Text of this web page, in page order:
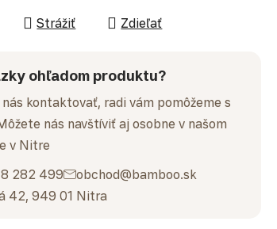
Strážiť Zdieľať
ohľadom produktu?
kontaktovať, radi vám pomôžeme s
nás navštíviť aj osobne v našom
v Nitre
282 499
obchod@bamboo.sk
42, 949 01 Nitra